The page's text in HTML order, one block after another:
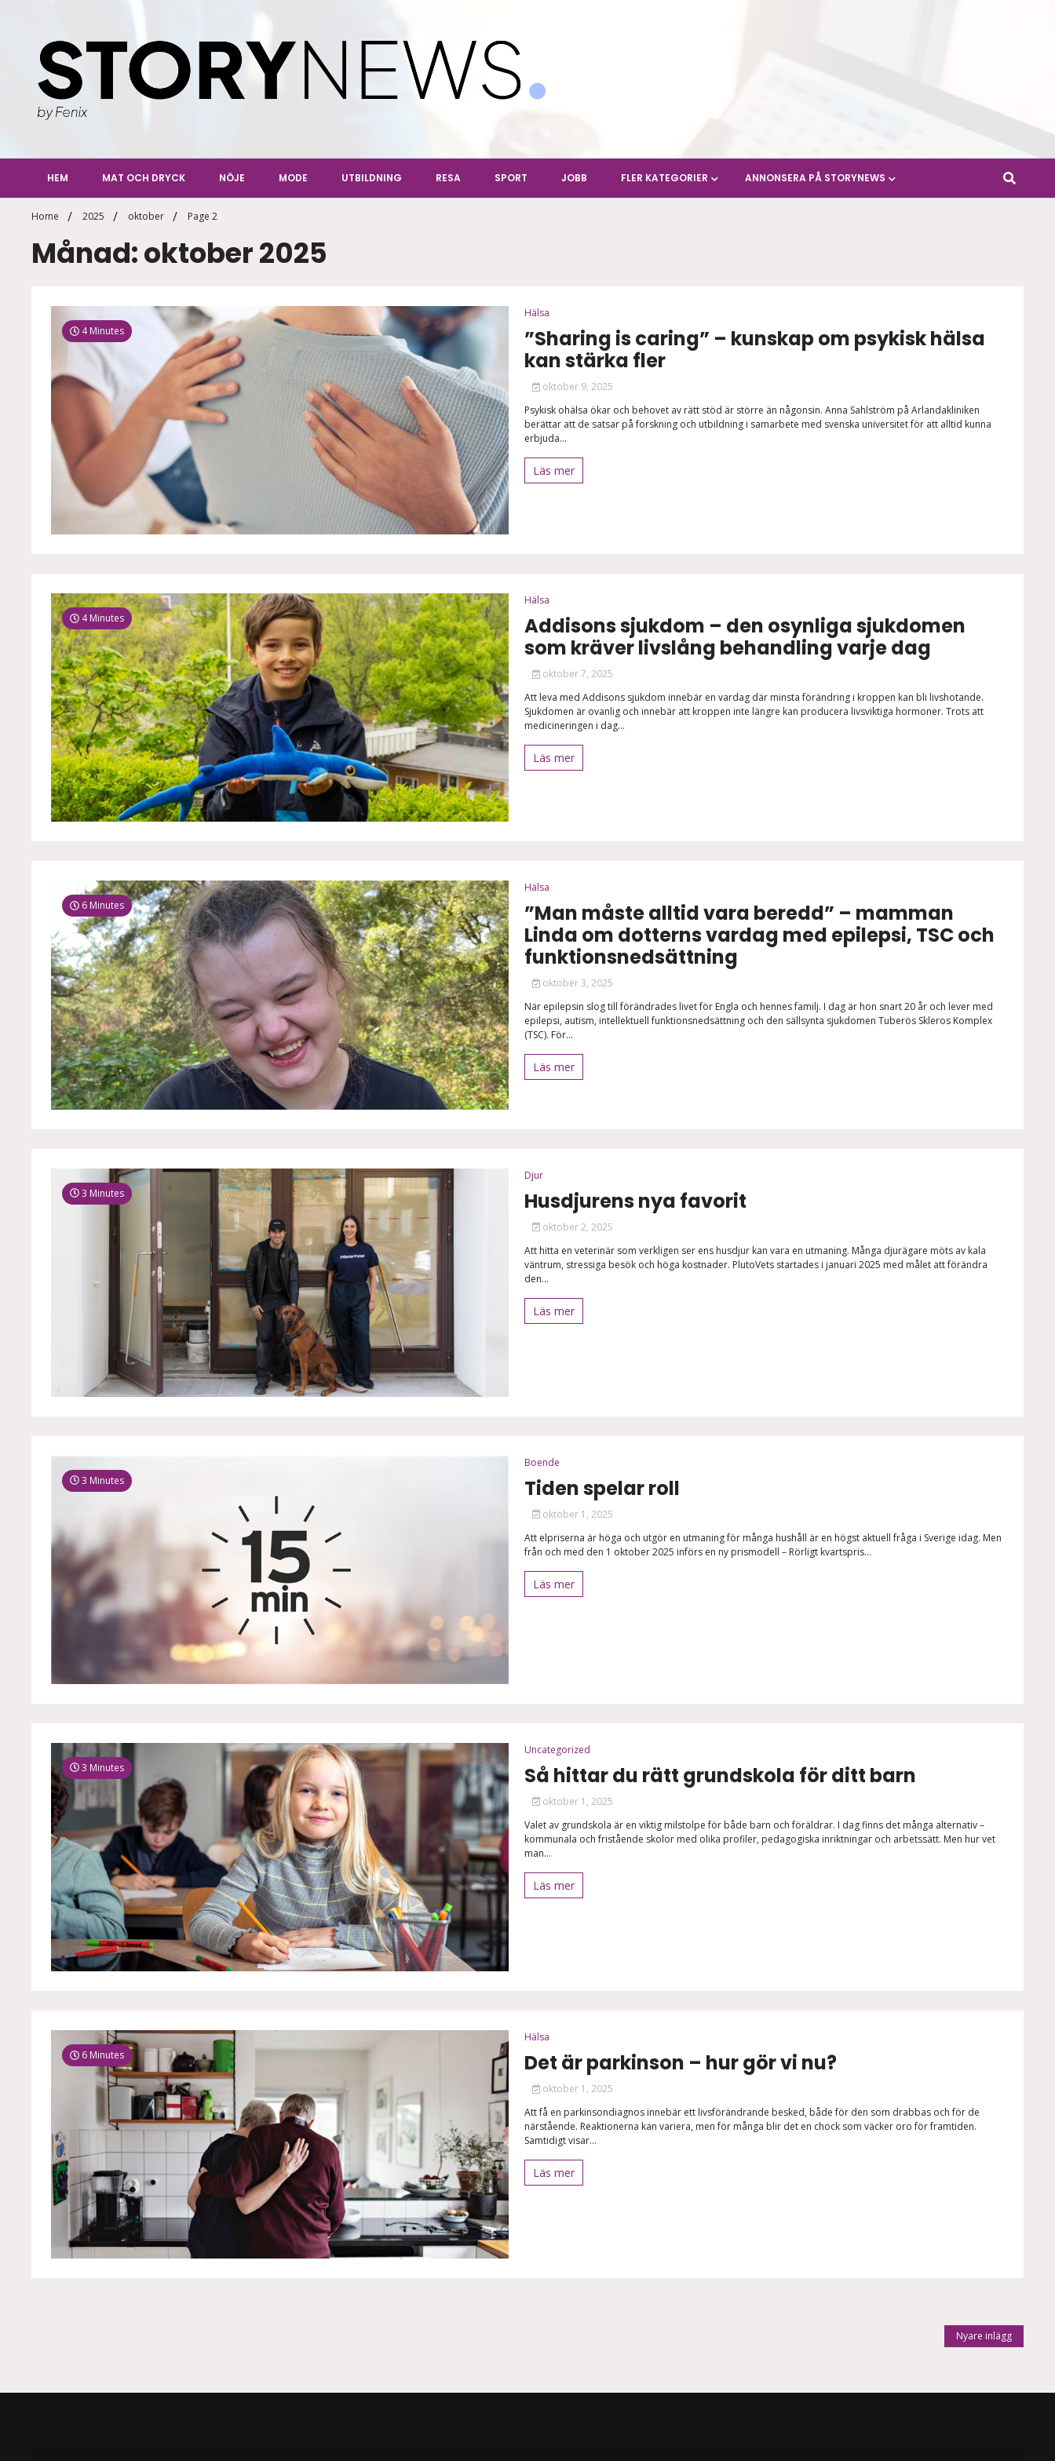
StoryNews
HEM MAT OCH DRYCK NÖJE MODE UTBILDNING RESA SPORT JOBB FLER KATEGORIER ANNONSERA PÅ STORYNEWS
Home 2025 oktober Page 2
Månad: oktober 2025
4 Minutes
Hälsa
”Sharing is caring” – kunskap om psykisk hälsa
kan stärka fler
oktober 9, 2025
Psykisk ohälsa ökar och behovet av rätt stöd är större än någonsin. Anna Sahlström på Arlandakliniken
berättar att de satsar på forskning och utbildning i samarbete med svenska universitet för att alltid kunna
erbjuda...
Läs mer
4 Minutes
Hälsa
Addisons sjukdom – den osynliga sjukdomen
som kräver livslång behandling varje dag
oktober 7, 2025
Att leva med Addisons sjukdom innebär en vardag där minsta förändring i kroppen kan bli livshotande.
Sjukdomen är ovanlig och innebär att kroppen inte längre kan producera livsviktiga hormoner. Trots att
medicineringen i dag...
Läs mer
6 Minutes
Hälsa
”Man måste alltid vara beredd” – mamman
Linda om dotterns vardag med epilepsi, TSC och
funktionsnedsättning
oktober 3, 2025
När epilepsin slog till förändrades livet för Engla och hennes familj. I dag är hon snart 20 år och lever med
epilepsi, autism, intellektuell funktionsnedsättning och den sällsynta sjukdomen Tuberös Skleros Komplex
(TSC). För...
Läs mer
3 Minutes
Djur
Husdjurens nya favorit
oktober 2, 2025
Att hitta en veterinär som verkligen ser ens husdjur kan vara en utmaning. Många djurägare möts av kala
väntrum, stressiga besök och höga kostnader. PlutoVets startades i januari 2025 med målet att förändra
den...
Läs mer
3 Minutes
Boende
Tiden spelar roll
oktober 1, 2025
Att elpriserna är höga och utgör en utmaning för många hushåll är en högst aktuell fråga i Sverige idag. Men
från och med den 1 oktober 2025 införs en ny prismodell – Rörligt kvartspris...
Läs mer
3 Minutes
Uncategorized
Så hittar du rätt grundskola för ditt barn
oktober 1, 2025
Valet av grundskola är en viktig milstolpe för både barn och föräldrar. I dag finns det många alternativ –
kommunala och fristående skolor med olika profiler, pedagogiska inriktningar och arbetssätt. Men hur vet
man...
Läs mer
6 Minutes
Hälsa
Det är parkinson – hur gör vi nu?
oktober 1, 2025
Att få en parkinsondiagnos innebär ett livsförändrande besked, både för den som drabbas och för de
närstående. Reaktionerna kan variera, men för många blir det en chock som väcker oro för framtiden.
Samtidigt visar...
Läs mer
Nyare inlägg